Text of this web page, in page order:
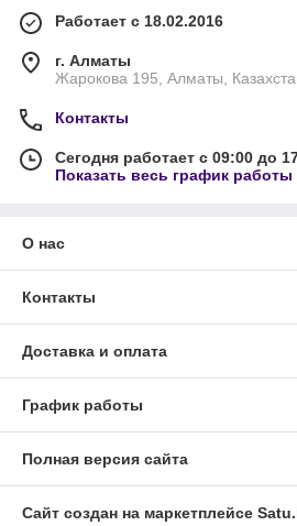
Работает с 18.02.2016
г. Алматы
Жарокова 195, Алматы,
Контакты
Сегодня работает с 09:00 до
Показать весь график работы
О нас
Контакты
Доставка и оплата
График работы
Полная версия сайта
Сайт создан на маркетплейсе